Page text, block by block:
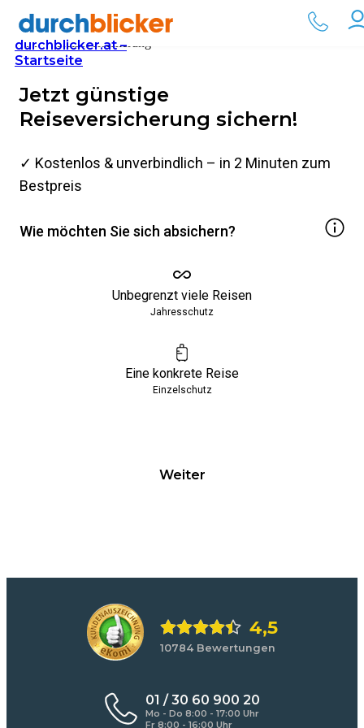
durchblicker.at –
Startseite
Reiseversicherung
Ergebnis
Jetzt günstige
Reiseversicherung sichern!
✓ Kostenlos & unverbindlich – in 2 Minuten zum
Bestpreis
Wie möchten Sie sich absichern?
Unbegrenzt viele Reisen
Jahresschutz
Eine konkrete Reise
Einzelschutz
Weiter
4,5
10784 Bewertungen
01 / 30 60 900 20
Mo - Do 8:00 - 17:00 Uhr
Fr 8:00 - 16:00 Uhr